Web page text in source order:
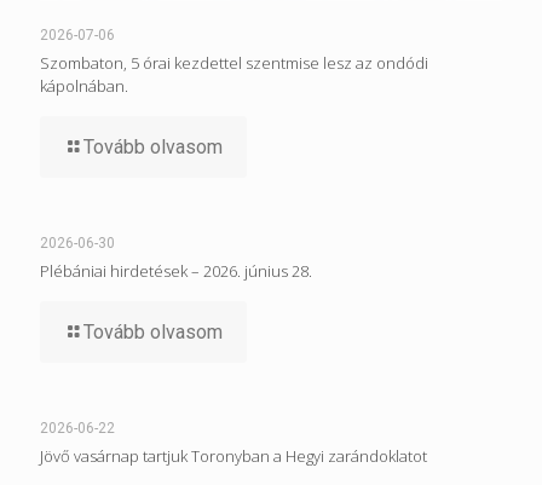
2026-07-06
Szombaton, 5 órai kezdettel szentmise lesz az ondódi
kápolnában.
Tovább olvasom
2026-06-30
Plébániai hirdetések – 2026. június 28.
Tovább olvasom
2026-06-22
Jövő vasárnap tartjuk Toronyban a Hegyi zarándoklatot